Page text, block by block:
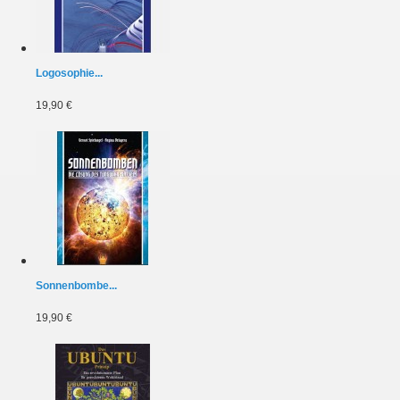
Logosophie...
19,90 €
Sonnenbombe...
19,90 €